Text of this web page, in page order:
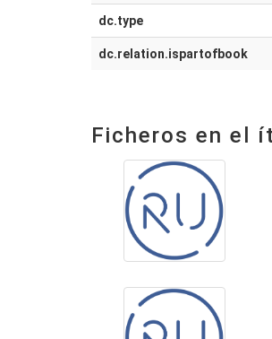
dc.type
dc.relation.ispartofbook
Ficheros en el